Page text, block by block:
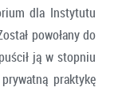
dla Instytutu
powołany do
ją w stopniu
praktykę